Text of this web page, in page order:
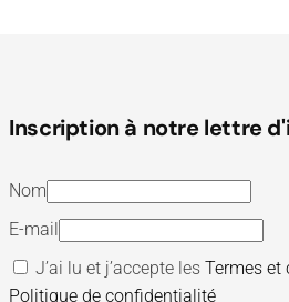
Inscription à notre lettre
Nom
E-mail
J’ai lu et j’accepte lesTermes et
Politique de confidentialité